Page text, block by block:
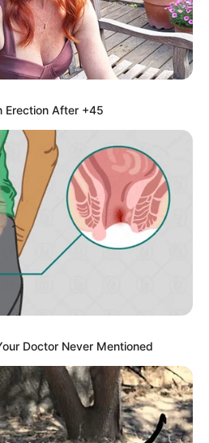
CƏMİYYƏT
yaratdığıgizli
0
CƏMİYYƏT
Erection After +45
Doctor Never Mentioned